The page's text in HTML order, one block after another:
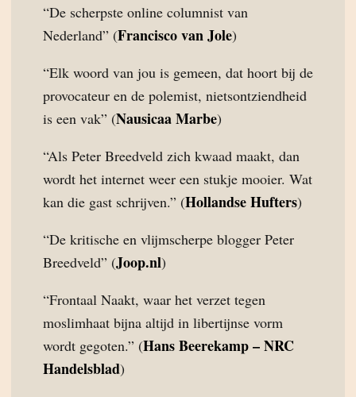
“De scherpste online columnist van
Nederland” (Francisco van Jole)
“Elk woord van jou is gemeen, dat hoort bij de
provocateur en de polemist, nietsontziendheid
is een vak” (Nausicaa Marbe)
“Als Peter Breedveld zich kwaad maakt, dan
wordt het internet weer een stukje mooier. Wat
kan die gast schrijven.” (Hollandse Hufters)
“De kritische en vlijmscherpe blogger Peter
Breedveld” (Joop.nl)
“Frontaal Naakt, waar het verzet tegen
moslimhaat bijna altijd in libertijnse vorm
wordt gegoten.” (Hans Beerekamp – NRC
Handelsblad)